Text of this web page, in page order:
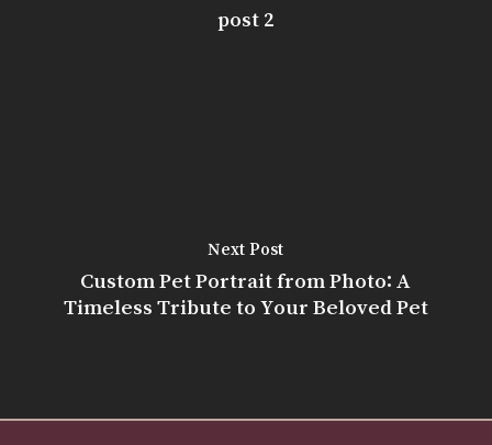
post 2
Next Post
Custom Pet Portrait from Photo: A
Timeless Tribute to Your Beloved Pet